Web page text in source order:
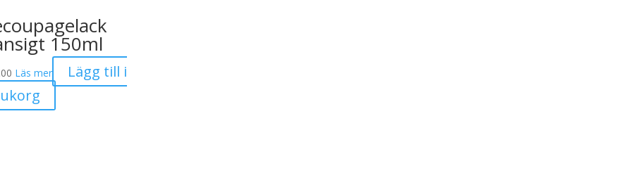
150ml
Läs mer
Lägg till i